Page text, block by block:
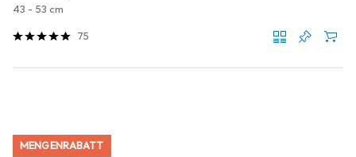
43 - 53 cm
75
MENGENRABATT